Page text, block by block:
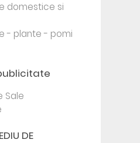
domestice si
- plante - pomi
Sale
DE